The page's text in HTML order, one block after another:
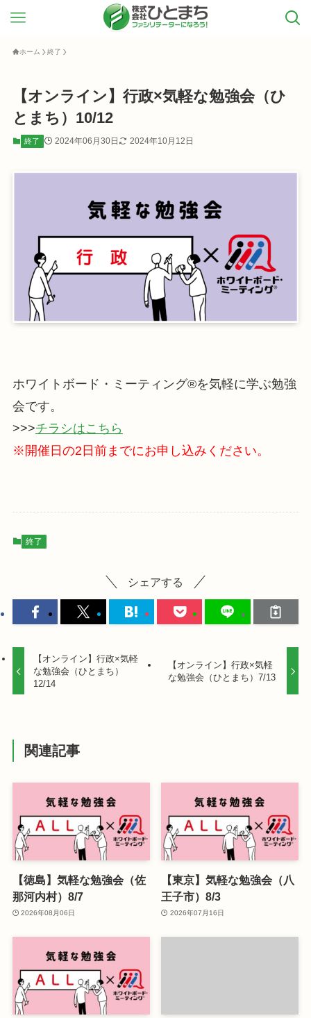
ホーム 終了
【オンライン】行政×気軽な勉強会（ひ
とまち）10/12
終了 2024年06月30日 2024年10月12日
ホワイトボード・ミーティング®を気軽に学ぶ勉強
会です。
>>>チラシはこちら
※開催日の2日前までにお申し込みください。
終了
シェアする
【オンライン】行政×気軽
な勉強会（ひとまち）
12/14
【オンライン】行政×気軽
な勉強会（ひとまち）7/13
関連記事
【徳島】気軽な勉強会（佐
那河内村）8/7
2026年08月06日
【東京】気軽な勉強会（八
王子市）8/3
2026年07月16日